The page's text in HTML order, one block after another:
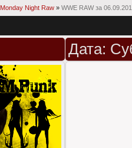
Monday Night Raw » WWE RAW за
Дата: